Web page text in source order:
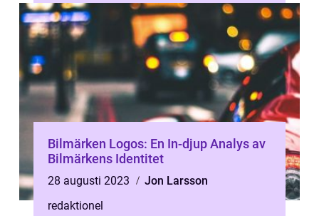
Bilmärken Logos: En In-djup Analys av
Bilmärkens Identitet
28 augusti 2023
Jon Larsson
redaktionel